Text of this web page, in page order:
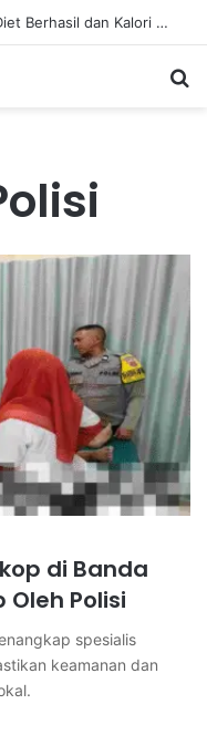
Strategi Makan di Restoran agar Diet Berhasil dan Kalori Tetap Terkontrol
di Banda
Polisi
spesialis
keamanan dan